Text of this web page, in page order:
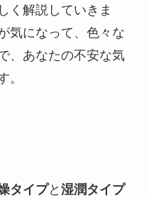
く解説していきま
気になって、色々な
、あなたの不安な気
。
タイプと 湿潤タイプ